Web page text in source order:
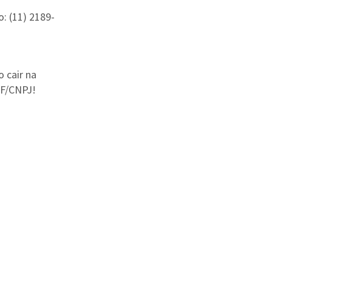
(11) 2189-
cair na
CNPJ!